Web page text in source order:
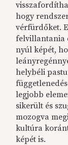
hogy
vérfürdőket.
felvillantania
nyúl képét,
helybéli
legjobb
sikerült és
mozogva
kultúra
képét is.